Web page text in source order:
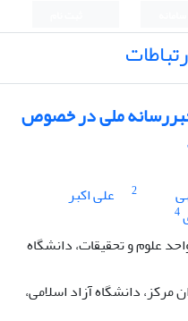
ملی در خصوص
2
علی اکبر
4
علوم و تحقیقات، دانشگاه
مرکز، دانشگاه آزاد اسلامی،